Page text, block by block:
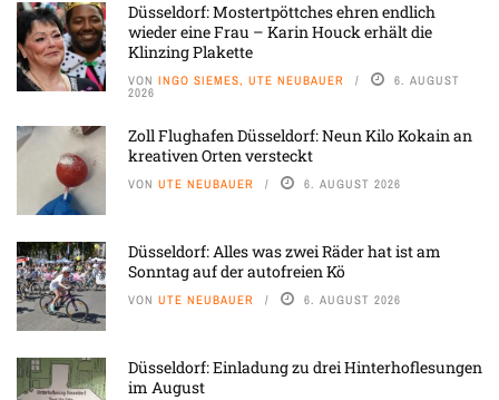
Düsseldorf: Mostertpöttches ehren endlich
wieder eine Frau – Karin Houck erhält die
Klinzing Plakette
VON INGO SIEMES, UTE NEUBAUER 6. AUGUST
2026
Zoll Flughafen Düsseldorf: Neun Kilo Kokain an
kreativen Orten versteckt
VON UTE NEUBAUER 6. AUGUST 2026
Düsseldorf: Alles was zwei Räder hat ist am
Sonntag auf der autofreien Kö
VON UTE NEUBAUER 6. AUGUST 2026
Düsseldorf: Einladung zu drei Hinterhoflesungen
im August